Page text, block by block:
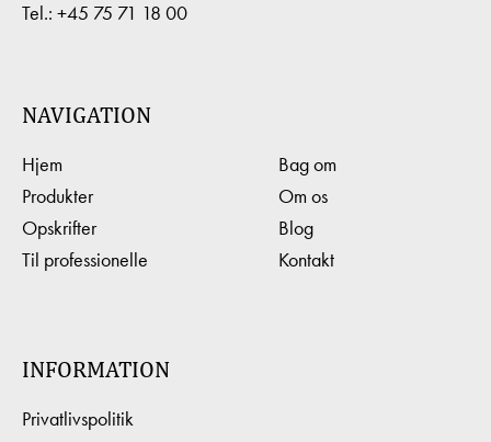
Tel.: +45 75 71 18 00
NAVIGATION
Hjem
Produkter
Opskrifter
Til professionelle
Bag om
Om os
Blog
Kontakt
INFORMATION
Privatlivspolitik